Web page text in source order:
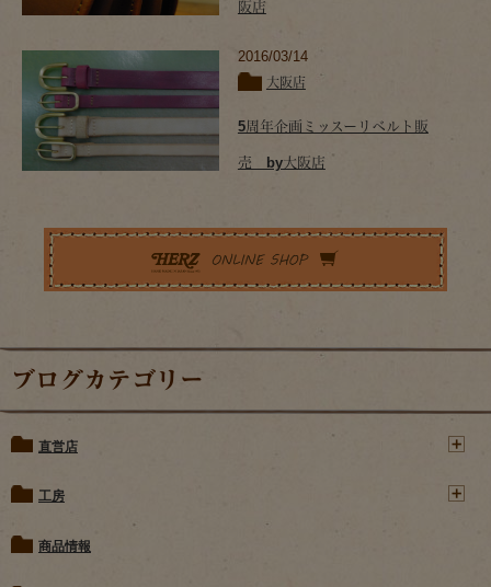
阪店
2016/03/14
大阪店
5周年企画ミッスーリベルト販
売 by大阪店
ブログカテゴリー
直営店
工房
商品情報